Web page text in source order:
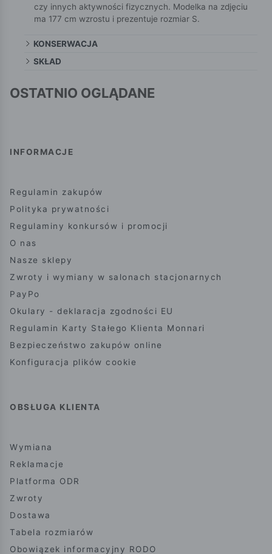
czy innych aktywności fizycznych. Modelka na zdjęciu
ma 177 cm wzrostu i prezentuje rozmiar S.
KONSERWACJA
SKŁAD
OSTATNIO OGLĄDANE
INFORMACJE
Regulamin zakupów
Polityka prywatności
Regulaminy konkursów i promocji
O nas
Nasze sklepy
Zwroty i wymiany w salonach stacjonarnych
PayPo
Okulary - deklaracja zgodności EU
Regulamin Karty Stałego Klienta Monnari
Bezpieczeństwo zakupów online
Konfiguracja plików cookie
OBSŁUGA KLIENTA
Wymiana
Reklamacje
Platforma ODR
Zwroty
Dostawa
Tabela rozmiarów
Obowiązek informacyjny RODO